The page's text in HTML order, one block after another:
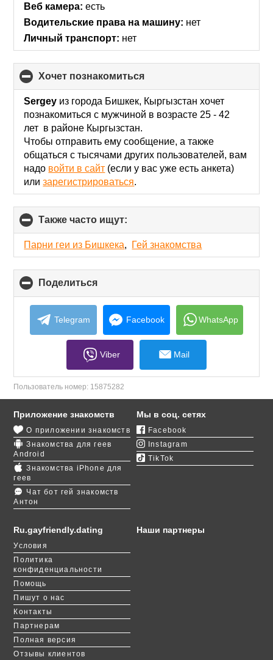
Веб камера: есть
Водительские права на машину: нет
Личный транспорт: нет
хочет познакомиться
to
collapse
contents
Sergey из города Бишкек, Кыргызстан хочет
познакомиться с мужчиной в возрасте 25 - 42
лет в районе Кыргызстан.
Чтобы отправить ему сообщение, а также
общаться с тысячами других пользователей, вам
надо войти в сайт (если у вас уже есть анкета)
илизарегистрироваться.
Также часто ищут:
to
collapse
contents
Парни геи из Бишкека, Гей знакомства
Поделиться
to
collapse
contents
Telegram Facebook WhatsApp
Viber Mail
Пользователь номер: 15875282
Ru.gayfriendly.dating
Условия
Политика
конфиденциальности
Помощь
Пишут о нас
Контакты
Партнерам
Полная версия
Отзывы клиентов
Приложение знакомств
О приложении знакомств
Знакомства для геев
Android
Знакомства iPhone для
геев
Чат бот гей знакомств
Антон
Мы в соц. сетях
Facebook
Instagram
TikTok
Наши партнеры